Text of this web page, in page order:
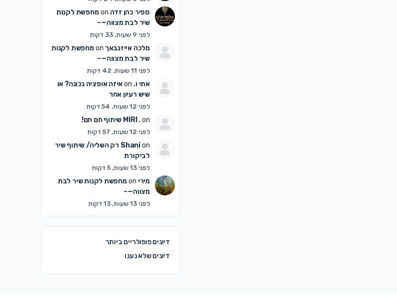
ספיר כהן זדה
מחפשת לקנות
שיר לבת מצווה—–
לפני 9 שעות, 33 דקות
מלכה אייזנבאך
מחפשת לקנות
שיר לבת מצווה—–
לפני 11 שעות, 42 דקות
אתי ו.
איזה אופציה נכונה? או
שיש רעיון אחר
לפני 12 שעות, 54 דקות
MIRI .on שיתוף חם חם!
לפני 12 שעות, 57 דקות
Shanion
רק השליה/ שיתוף שיר
לביקורת
לפני 13 שעות, 5 דקות
מירי
מחפשת לקנות שיר לבת
מצווה—–
לפני 13 שעות, 13 דקות
דיונים פופולריים ביותר
דיונים שלא נענו